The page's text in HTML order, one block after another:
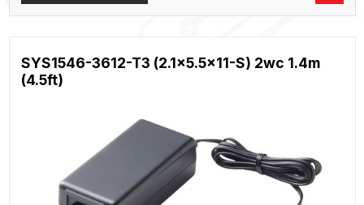
SYS1546-3612-T3 (2.1x5.5x11-S) 2wc 1.4m
(4.5ft)